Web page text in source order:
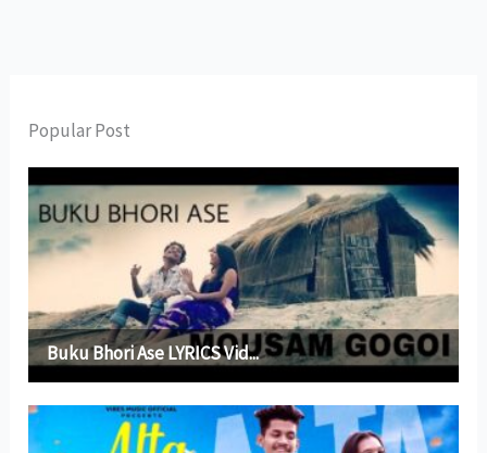
Popular Post